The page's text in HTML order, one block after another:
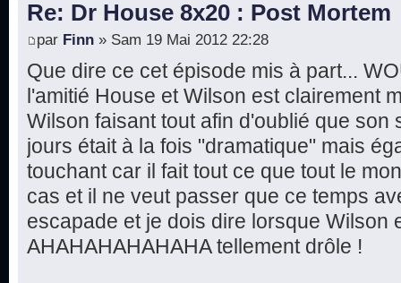
Re: Dr House 8x20 : Post Mortem
par Finn » Sam 19 Mai 2012 22:28
Que dire ce cet épisode mis à part...
l'amitié House et Wilson est clairement
Wilson faisant tout afin d'oublié que son
jours était à la fois "dramatique" mais
touchant car il fait tout ce que tout le
cas et il ne veut passer que ce temps
escapade et je dois dire lorsque Wilson
AHAHAHAHAHAHA tellement drôle !